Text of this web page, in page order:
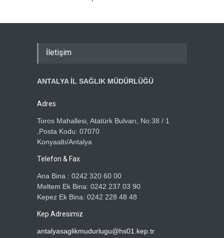
İletişim
ANTALYA İL SAĞLIK MÜDÜRLÜĞÜ
Adres
Toros Mahallesi, Atatürk Bulvarı, No:38 / 1
,Posta Kodu: 07070
Konyaaltı/Antalya
Telefon & Fax
Ana Bina : 0242 320 60 00
Meltem Ek Bina: 0242 237 03 90
Kepez Ek Bina: 0242 228 48 48
Kep Adresimiz
antalyasaglikmudurlugu@hs01.kep.tr